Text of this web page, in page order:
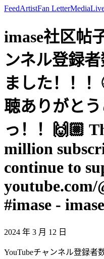
FeedArtistFan LetterMedia
imase社区帖
ンネル登録
ました！！
聴ありがと
っ！！🙌🏼
million
continue to
youtube.com/
#imase - imase
2024 年 3 月 12 日
YouTubeチャンネル登録者